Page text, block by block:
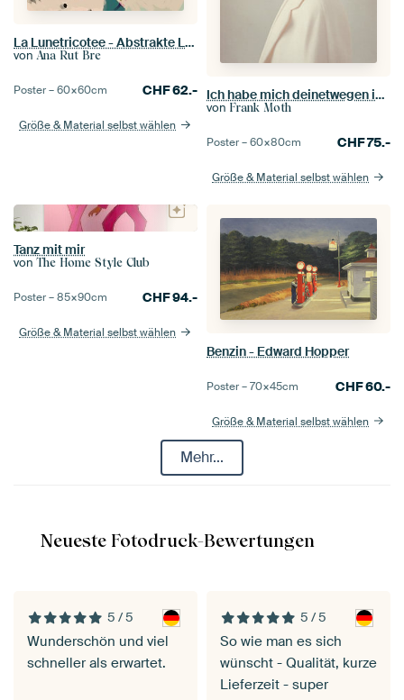
La Lunetricotee - Abstrakte Landschaft
von Ana Rut Bre
Poster –60×60cm CHF62.-
Größe & Material selbst wählen
Ich habe mich deinetwegen in den Herbst verliebt
von Frank Moth
Poster –60×80cm CHF75.-
Größe & Material selbst wählen
Tanz mit mir
von The Home Style Club
Poster –85×90cm CHF94.-
Größe & Material selbst wählen
Benzin - Edward Hopper
Poster –70×45cm CHF60.-
Größe & Material selbst wählen
Mehr...
Neueste Fotodruck-Bewertungen
5 / 5
Wunderschön und viel
schneller als erwartet.
5 / 5
So wie man es sich
wünscht - Qualität, kurze
Lieferzeit - super